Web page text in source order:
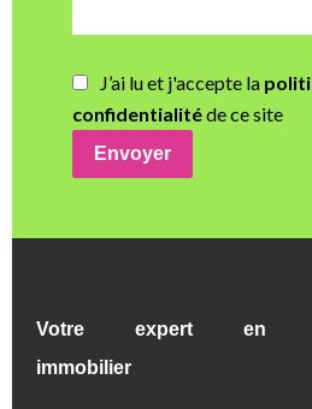
J’ai lu et j'accepte la
confidentialitéde ce site
Envoyer
Votre expert en
immobilier